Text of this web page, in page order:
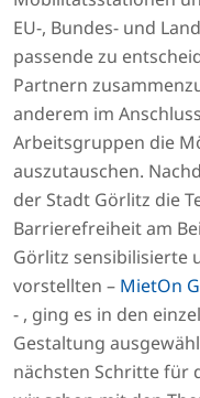
EU-, Bundes- und
passende zu
Partnern
anderem im
Arbeitsgruppen die
auszutauschen.
der Stadt Görlitz die
Barrierefreiheit am
Görlitz sensibilisierte
vorstellten – MietOn
- , ging es in den
Gestaltung
nächsten Schritte für